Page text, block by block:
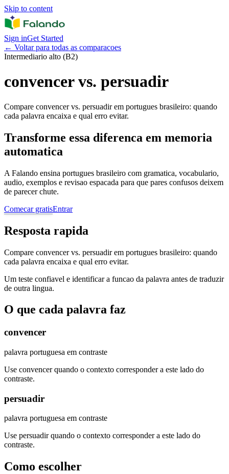
Skip to content
Sign inGet Started
← Voltar para todas as comparacoes
Intermediario alto (B2)
convencer vs. persuadir
Compare convencer vs. persuadir em portugues brasileiro: quando
cada palavra encaixa e qual erro evitar.
Transforme essa diferenca em memoria
automatica
A Falando ensina portugues brasileiro com gramatica, vocabulario,
audio, exemplos e revisao espacada para que pares confusos deixem
de parecer chute.
Comecar gratisEntrar
Resposta rapida
Compare convencer vs. persuadir em portugues brasileiro: quando
cada palavra encaixa e qual erro evitar.
Um teste confiavel e identificar a funcao da palavra antes de traduzir
de outra lingua.
O que cada palavra faz
convencer
palavra portuguesa em contraste
Use convencer quando o contexto corresponder a este lado do
contraste.
persuadir
palavra portuguesa em contraste
Use persuadir quando o contexto corresponder a este lado do
contraste.
Como escolher